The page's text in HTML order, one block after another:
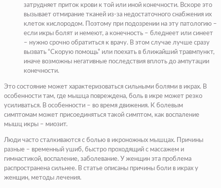
затрудняет приток крови к той или иной конечности. Вскоре это
вызывает отмирание тканей из-за недостаточного снабжения их
клеток кислородом. Поэтому при подозрении на эту патологию –
если икры болят и немеют, а конечность – бледнеет или синеет
– нужно срочно обратиться к врачу. В этом случае лучше сразу
вызвать “Скорую помощь” или поехать в ближайший травмпункт,
иначе возможны негативные последствия вплоть до ампутации
конечности.
Это состояние может характеризоваться сильными болями в икрах. В
особенности там, где мышца повреждена, боль в икре может резко
усиливаться. В особенности – во время движения. К болевым
симптомам может присоединяться такой симптом, как воспаление
мышц икры – миозит.
Люди часто сталкиваются с болью в икроножных мышцах. Причины
разные – временный ушиб, быстро проходящий с массажем и
гимнастикой, воспаление, заболевание. У женщин эта проблема
распространена сильнее. В статье описаны причины боли в икрах у
женщин, методы лечения.